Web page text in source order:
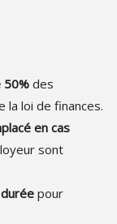
50% des
la loi de finances.
en cas
sont
pour